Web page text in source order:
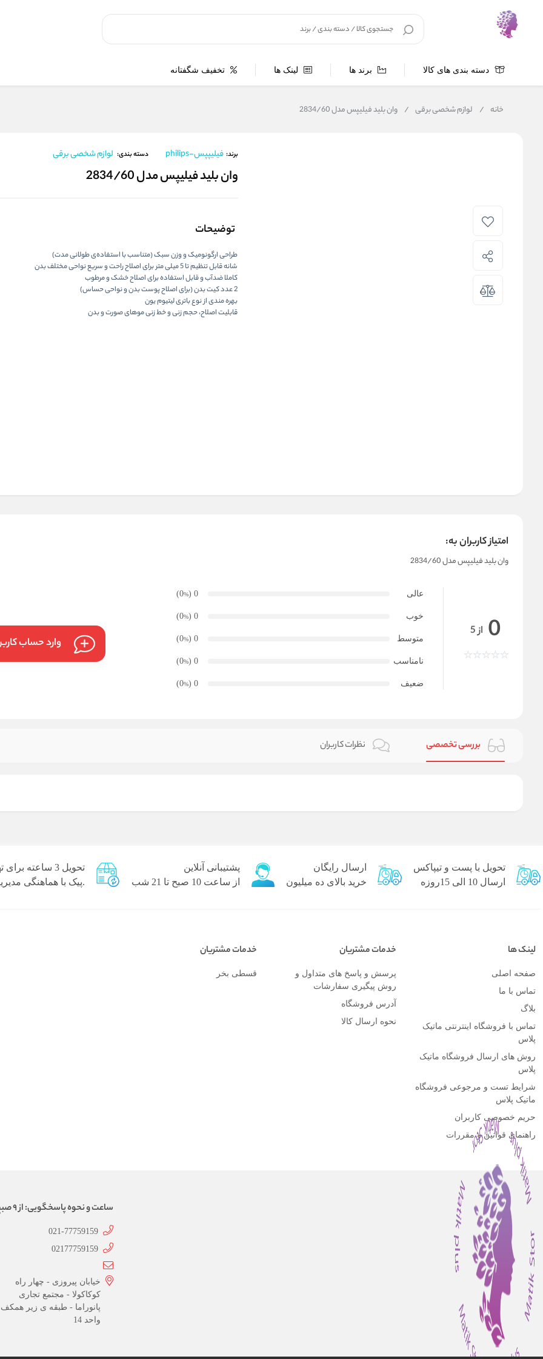
دسته بندی های کالا برند ها لینک ها تخفیف شگفتانه
خانه / لوازم شخصی برقی / وان بلید فیلیپس مدل 2834/60
برند: فیلیپپس-philips دسته بندی: لوازم شخصی برقی
وان بلید فیلیپس مدل 2834/60
توضیحات
طراحی ارگونومیک و وزن سبک (متناسب با استفاده‌ی طولانی مدت)
شانه قابل تنظیم تا 5 میلی متر برای اصلاح راحت و سریع نواحی مختلف بدن
کاملا ضدآب و قابل استفاده برای اصلاح خشک و مرطوب
2 عدد کیت بدن (برای اصلاح پوست بدن و نواحی حساس)
بهره مندی از نوع باتری لیتیوم یون
قابلیت اصلاح، حجم زنی و خط زنی موهای صورت و بدن
امتیاز کاربران به:
وان بلید فیلیپس مدل 2834/60
0 از 5
عالی 0
(0
%
)
خوب 0
(0
%
)
متوسط 0
(0
%
)
نامناسب 0
(0
%
)
ضعیف 0
(0
%
)
وارد حساب
بررسی تخصصی نظرات کاربران
تحویل با پست و تیپاکس
ارسال 10 الی 15روزه
ارسال رایگان
خرید بالای ده میلیون
پشتیبانی آنلاین
از ساعت 10 صبح تا 21 شب
تحویل 3 ساعته برای تهران
.پیک با هماهنگی
لینک ها
صفحه اصلی
تماس با ما
بلاگ
تماس با فروشگاه اینترنتی ماتیک
پلاس
روش های ارسال فروشگاه ماتیک
پلاس
شرایط تست و مرجوعی فروشگاه
ماتیک پلاس
حریم خصوصی کاربران
راهنمای قوانین و مقررات
خدمات مشتریان
پرسش و پاسخ های متداول و
روش پیگیری سفارشات
آدرس فروشگاه
نحوه ارسال کالا
خدمات مشتریان
قسطی بخر
ساعت و نحوه پاسخگویی: از 9 صبح الی 21، پاسخگویی به صورت تماس تلفنی
021-77759159
02177759159
خیابان پیروزی - چهار راه
کوکاکولا - مجتمع تجاری
پانوراما - طبقه ی زیر
واحد 14